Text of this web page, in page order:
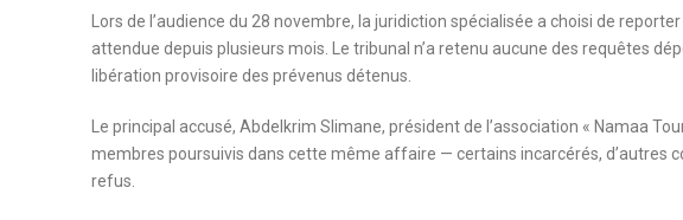
Lors de l’audience du 28 novembre, la juridiction spécialisée a choisi de
attendue depuis plusieurs mois. Le tribunal n’a retenu aucune des requêtes
libération provisoire des prévenus détenus.
Le principal accusé, Abdelkrim Slimane, président de l’association « Namaa
membres poursuivis dans cette même affaire — certains incarcérés, d’autres
refus.